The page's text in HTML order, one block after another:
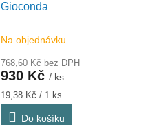
Gioconda
Na objednávku
768,60 Kč bez DPH
930 Kč / ks
Měrná
cena:
19,38 Kč / 1 ks
Do košíku